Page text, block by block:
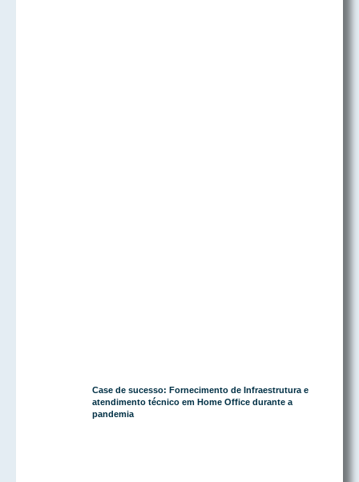
Case de sucesso: Fornecimento de Infraestrutura e
atendimento técnico em Home Office durante a
pandemia